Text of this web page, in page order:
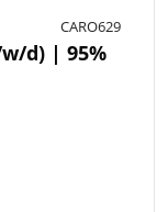
CARO629
d) | 95%